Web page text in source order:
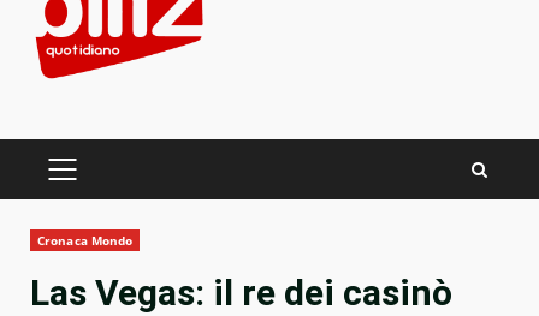
PRIMARY
Cronaca Mondo
Las Vegas: il re dei casinò